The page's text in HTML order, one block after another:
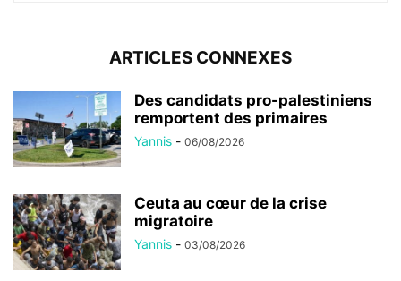
ARTICLES CONNEXES
Des candidats pro-palestiniens
remportent des primaires
Yannis - 06/08/2026
Ceuta au cœur de la crise
migratoire
Yannis - 03/08/2026